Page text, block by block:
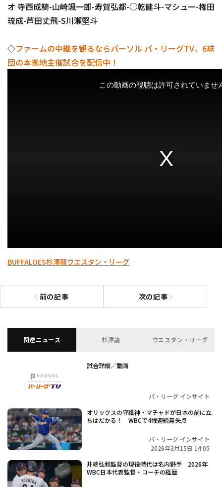
オ 寺西成騎-山崎颯一郎-寿賀弘都-○乾健斗-マシュー-権田
琉成-芦田丈飛-S川瀬堅斗
◇ファームの中継を観るならパーソル パ・リーグTV。6球
団の本拠地主催試合を配信中！
BUFFALOES杉澤龍ウエスタン・リーグ
前の記事
前の記事へ 次の記事次の記事へ
関連ニュース 杉澤龍 ウエスタン・リーグ
試合詳細／動画
パ・リーグ インサイト
オリックスの守護神・マチャドが日本の前に立
ちはだかる！ WBCで4戦連続無失点
パ・リーグ インサイト
2026年3月15日 14:05
井端弘和監督の現役時代は名内野手 2026年
WBC日本代表監督・コーチの経歴